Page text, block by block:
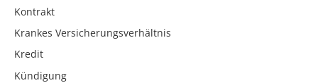
Kontrakt
Krankes Versicherungsverhältnis
Kredit
Kündigung